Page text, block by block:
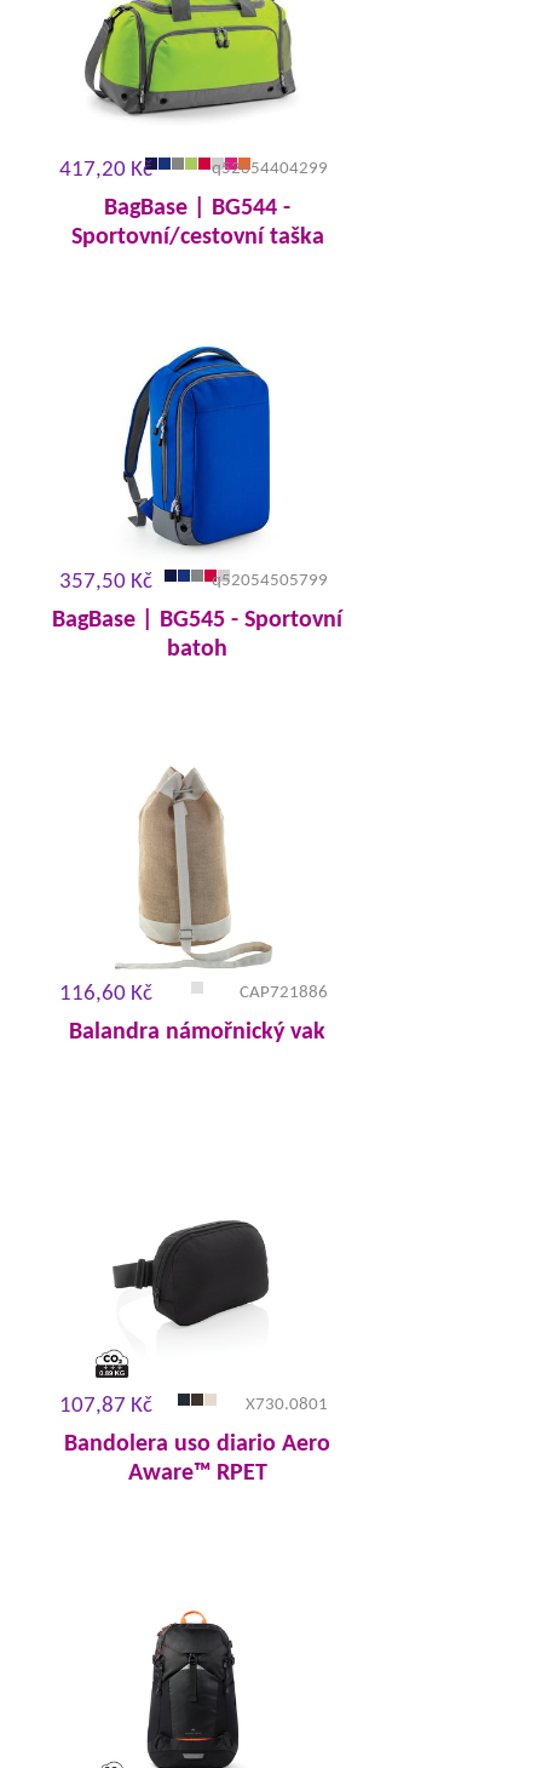
417,20 Kč q52054404299
BagBase | BG544 -
Sportovní/cestovní taška
357,50 Kč q52054505799
BagBase | BG545 - Sportovní
batoh
116,60 Kč CAP721886
Balandra námořnický vak
107,87 Kč X730.0801
Bandolera uso diario Aero
Aware™ RPET